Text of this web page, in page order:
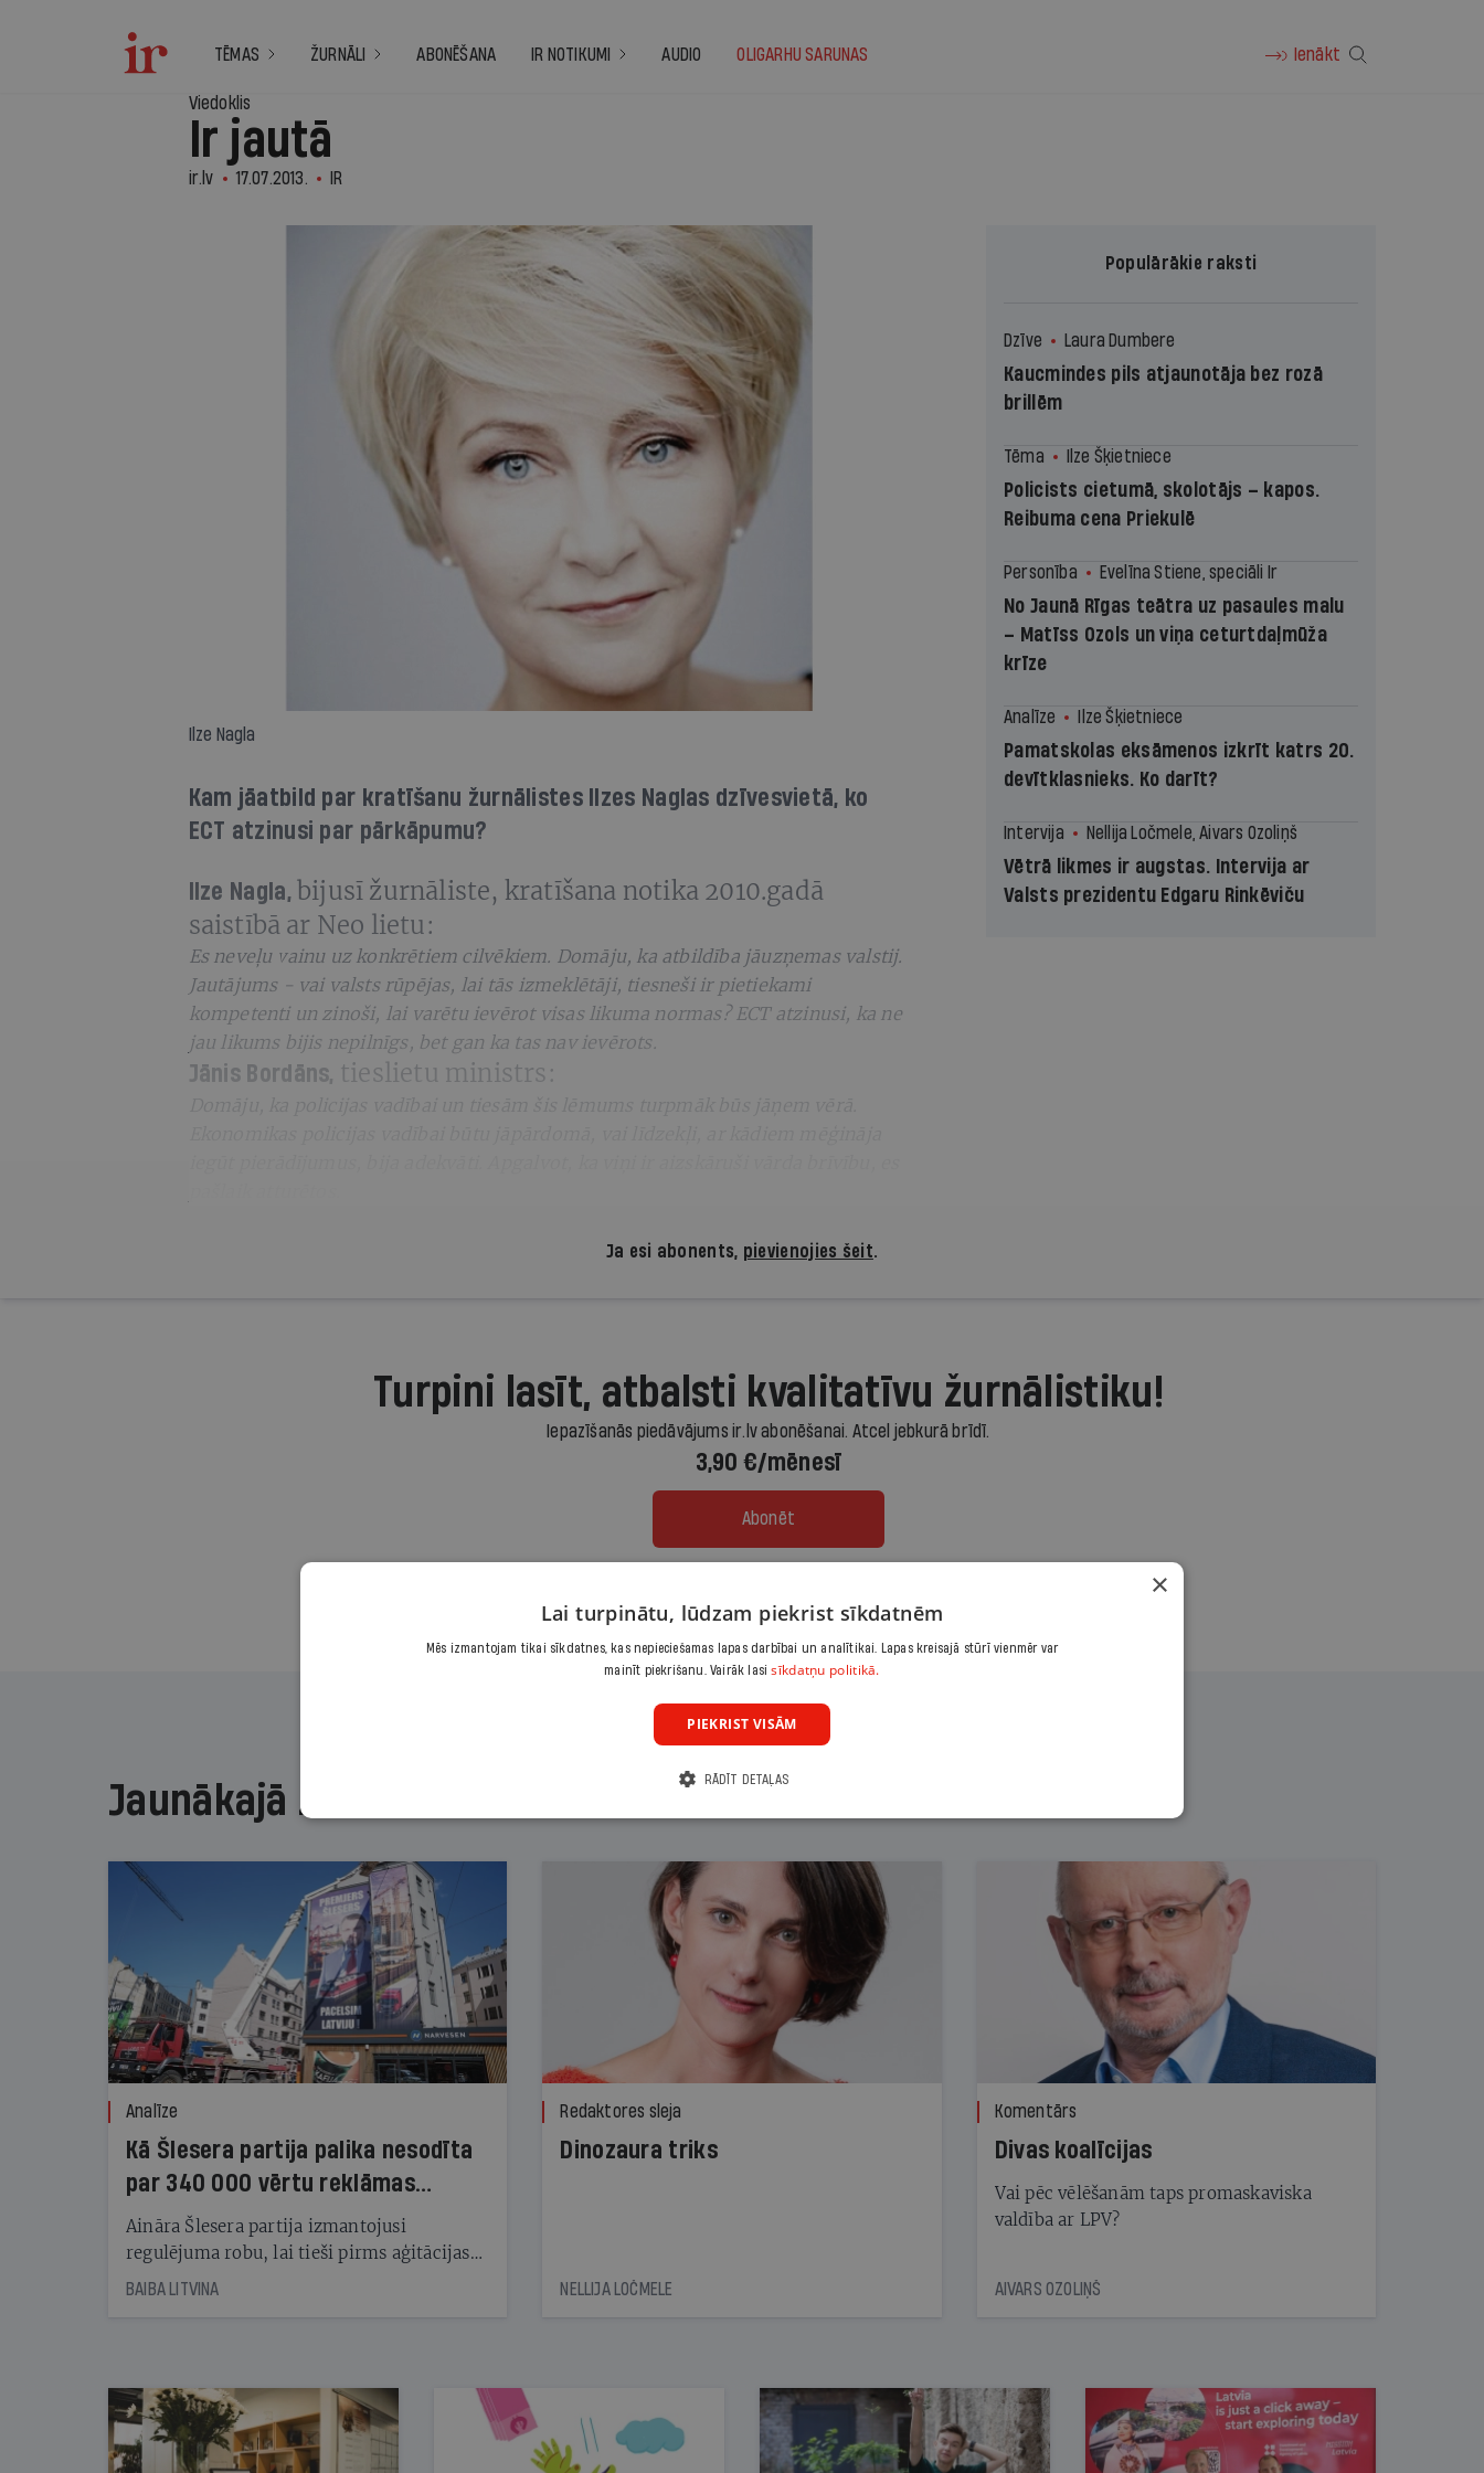
TĒMAS ŽURNĀLI ABONĒŠANA IR NOTIKUMI AUDIO OLIGARHU SARUNAS Ienākt
Viedoklis
Ir jautā
ir.lv 17.07.2013. IR
Ilze Nagla
Kam jāatbild par kratīšanu žurnālistes Ilzes Naglas dzīvesvietā, ko
ECT atzinusi par pārkāpumu?
Ilze Nagla,bijusī žurnāliste, kratīšana notika 2010.gadā
saistībā ar Neo lietu:
Es neveļu vainu uz konkrētiem cilvēkiem. Domāju, ka atbildība jāuzņemas valstij.
Jautājums - vai valsts rūpējas, lai tās izmeklētāji, tiesneši ir pietiekami
kompetenti un zinoši, lai varētu ievērot visas likuma normas? ECT atzinusi, ka ne
jau likums bijis nepilnīgs, bet gan ka tas nav ievērots.
Jānis Bordāns, tieslietu ministrs:
Populārākie raksti
Dzīve Laura Dumbere
Kaucmindes pils atjaunotāja bez rozā
brillēm
Tēma Ilze Šķietniece
Policists cietumā, skolotājs – kapos.
Reibuma cena Priekulē
Personība Evelīna Stiene, speciāli Ir
No Jaunā Rīgas teātra uz pasaules malu
– Matīss Ozols un viņa ceturtdaļmūža
krīze
Analīze Ilze Šķietniece
Pamatskolas eksāmenos izkrīt katrs 20.
devītklasnieks. Ko darīt?
Intervija Nellija Ločmele, Aivars Ozoliņš
Vētrā likmes ir augstas. Intervija ar
Valsts prezidentu Edgaru Rinkēviču
Ja esi abonents, pievienojies šeit.
Turpini lasīt, atbalsti kvalitatīvu žurnālistiku!
Iepazīšanās piedāvājums ir.lv abonēšanai. Atcel jebkurā brīdī.
3,90 €/mēnesī
Abonēt
Jaunākajā žurnālā
Analīze
Kā Šlesera partija palika nesodīta
par 340 000 vērtu reklāmas
kampaņu
Aināra Šlesera partija izmantojusi
regulējuma robu, lai tieši pirms aģitācijas
starta izreklamētos par summu, kas
BAIBA LITVINA
Redaktores sleja
Dinozaura triks
NELLIJA LOČMELE
Komentārs
Divas koalīcijas
Vai pēc vēlēšanām taps promaskaviska
valdība ar LPV?
AIVARS OZOLIŅŠ
×
Lai turpinātu, lūdzam piekrist sīkdatnēm
Mēs izmantojam tikai sīkdatnes, kas nepieciešamas lapas darbībai un analītikai. Lapas kreisajā stūrī vienmēr var
mainīt piekrišanu. Vairāk lasisīkdatņu politikā.
PIEKRIST VISĀM
RĀDĪT DETAĻAS